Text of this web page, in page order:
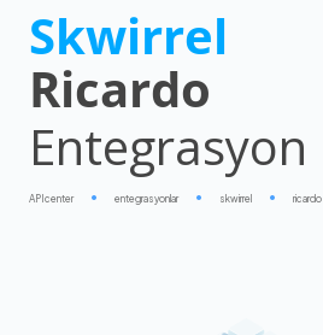
Skwirrel
Ricardo
Entegrasyon
APIcenter entegrasyonlar skwirrel ricardo